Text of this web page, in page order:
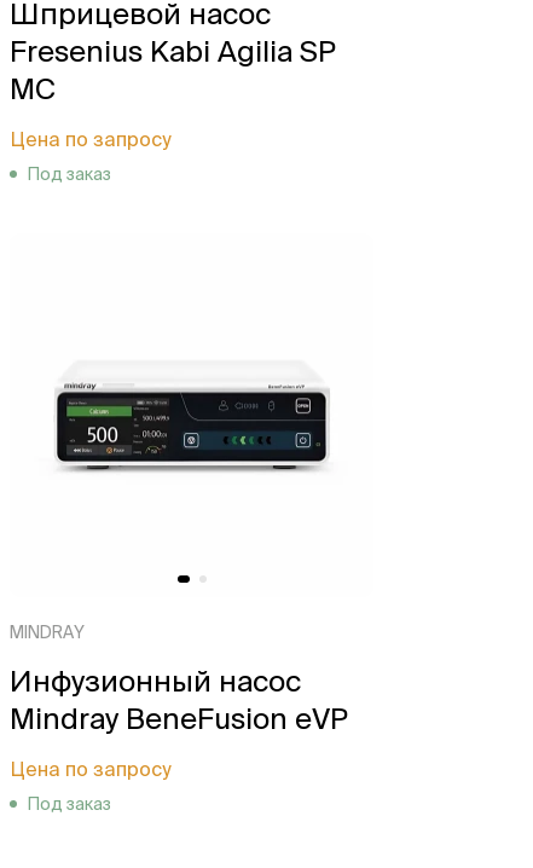
Шприцевой насос
Fresenius Kabi Agilia SP
MC
Цена по запросу
Под заказ
MINDRAY
Инфузионный насос
Mindray BeneFusion eVP
Цена по запросу
Под заказ